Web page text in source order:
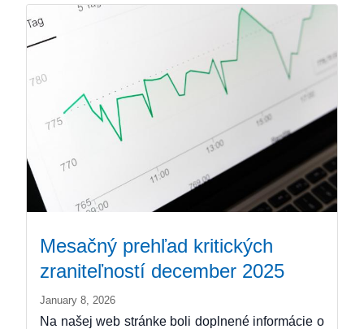
Mesačný prehľad kritických
zraniteľností december 2025
January 8, 2026
Na našej web stránke boli doplnené informácie o